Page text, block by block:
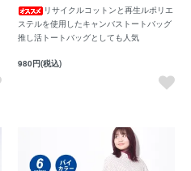
リサイクルコットンと再生ルポリエ
ステルを使用したキャンバストートバッグ
推し活トートバッグとしても人気
980円(税込)